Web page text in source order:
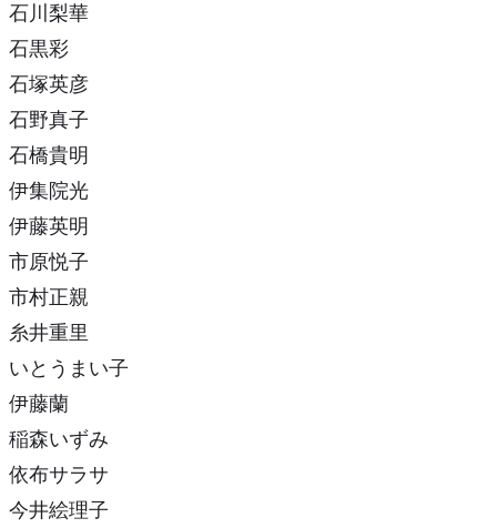
石川梨華
石黒彩
石塚英彦
石野真子
石橋貴明
伊集院光
伊藤英明
市原悦子
市村正親
糸井重里
いとうまい子
伊藤蘭
稲森いずみ
依布サラサ
今井絵理子